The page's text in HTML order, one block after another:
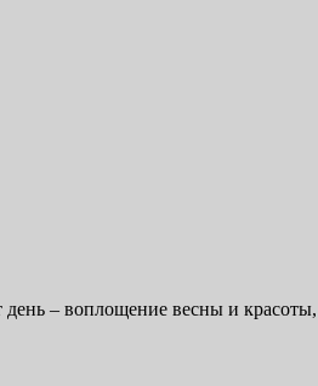
– воплощение весны и